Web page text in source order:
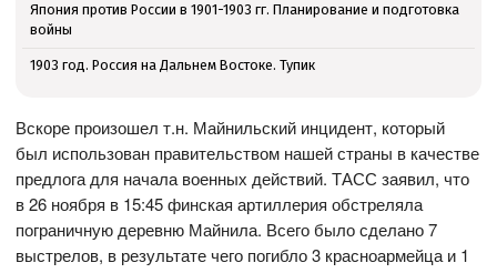
Япония против России в 1901-1903 гг. Планирование и подготовка
войны
1903 год. Россия на Дальнем Востоке. Тупик
Вскоре произошел т.н. Майнильский инцидент, который
был использован правительством нашей страны в качестве
предлога для начала военных действий. ТАСС заявил, что
в 26 ноября в 15:45 финская артиллерия обстреляла
пограничную деревню Майнила. Всего было сделано 7
выстрелов, в результате чего погибло 3 красноармейца и 1